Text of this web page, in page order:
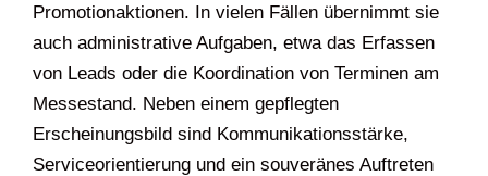
Promotionaktionen. In vielen Fällen übernimmt sie
auch administrative Aufgaben, etwa das Erfassen
von Leads oder die Koordination von Terminen am
Messestand. Neben einem gepflegten
Erscheinungsbild sind Kommunikationsstärke,
Serviceorientierung und ein souveränes Auftreten